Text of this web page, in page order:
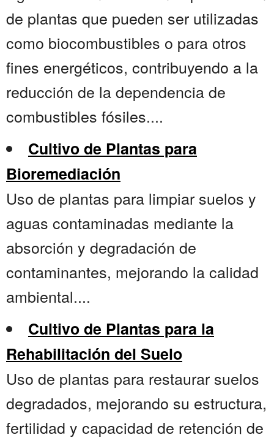
de plantas que pueden ser utilizadas
como biocombustibles o para otros
fines energéticos, contribuyendo a la
reducción de la dependencia de
combustibles fósiles....
Cultivo de Plantas para
Bioremediación
Uso de plantas para limpiar suelos y
aguas contaminadas mediante la
absorción y degradación de
contaminantes, mejorando la calidad
ambiental....
Cultivo de Plantas para la
Rehabilitación del Suelo
Uso de plantas para restaurar suelos
degradados, mejorando su estructura,
fertilidad y capacidad de retención de